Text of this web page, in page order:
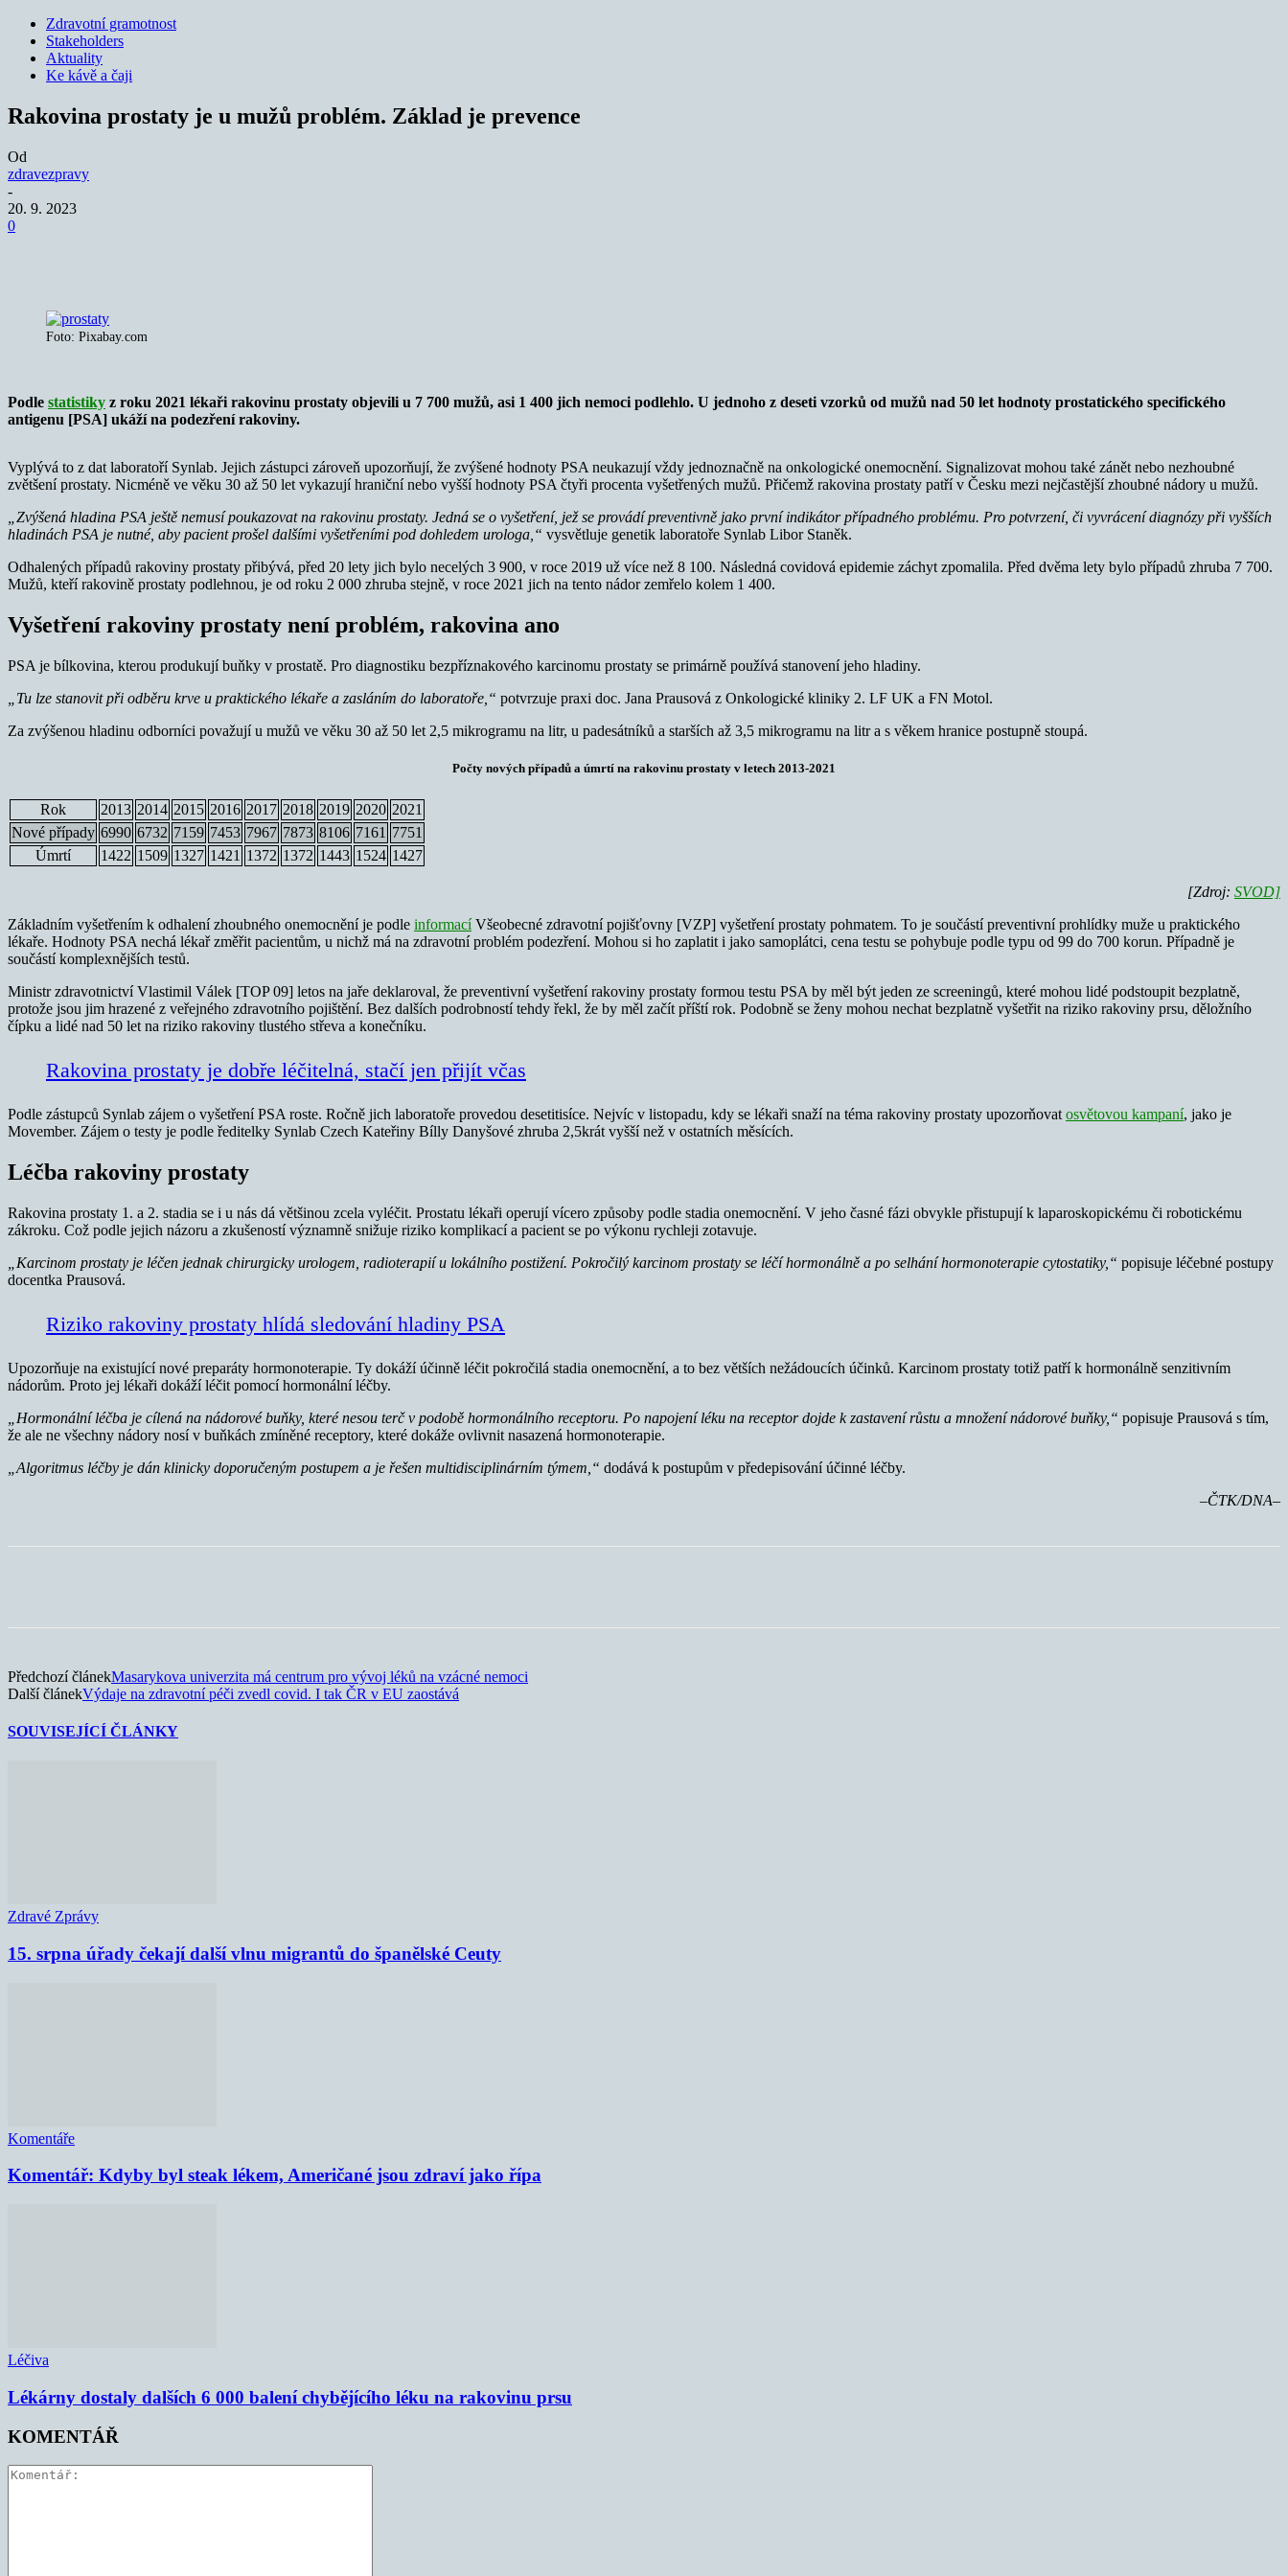
Zdravotní gramotnost
Stakeholders
Aktuality
Ke kávě a čaji
Rakovina prostaty je u mužů problém. Základ je prevence
Od
zdravezpravy
-
20. 9. 2023
0
Foto: Pixabay.com
Podle statistiky z roku 2021 lékaři rakovinu prostaty objevili u 7 700 mužů, asi 1 400 jich nemoci podlehlo. U jednoho z deseti vzorků od mužů nad 50 let hodnoty prostatického specifického
antigenu [PSA] ukáží na podezření rakoviny.
Vyplývá to z dat laboratoří Synlab. Jejich zástupci zároveň upozorňují, že zvýšené hodnoty PSA neukazují vždy jednoznačně na onkologické onemocnění. Signalizovat mohou také zánět nebo nezhoubné
zvětšení prostaty. Nicméně ve věku 30 až 50 let vykazují hraniční nebo vyšší hodnoty PSA čtyři procenta vyšetřených mužů. Přičemž rakovina prostaty patří v Česku mezi nejčastější zhoubné nádory u mužů.
„Zvýšená hladina PSA ještě nemusí poukazovat na rakovinu prostaty. Jedná se o vyšetření, jež se provádí preventivně jako první indikátor případného problému. Pro potvrzení, či vyvrácení diagnózy při vyšších
hladinách PSA je nutné, aby pacient prošel dalšími vyšetřeními pod dohledem urologa,“ vysvětluje genetik laboratoře Synlab Libor Staněk.
Odhalených případů rakoviny prostaty přibývá, před 20 lety jich bylo necelých 3 900, v roce 2019 už více než 8 100. Následná covidová epidemie záchyt zpomalila. Před dvěma lety bylo případů zhruba 7 700.
Mužů, kteří rakovině prostaty podlehnou, je od roku 2 000 zhruba stejně, v roce 2021 jich na tento nádor zemřelo kolem 1 400.
Vyšetření rakoviny prostaty není problém, rakovina ano
PSA je bílkovina, kterou produkují buňky v prostatě. Pro diagnostiku bezpříznakového karcinomu prostaty se primárně používá stanovení jeho hladiny.
„Tu lze stanovit při odběru krve u praktického lékaře a zasláním do laboratoře,“ potvrzuje praxi doc. Jana Prausová z Onkologické kliniky 2. LF UK a FN Motol.
Za zvýšenou hladinu odborníci považují u mužů ve věku 30 až 50 let 2,5 mikrogramu na litr, u padesátníků a starších až 3,5 mikrogramu na litr a s věkem hranice postupně stoupá.
Počty nových případů a úmrtí na rakovinu prostaty v letech 2013-2021
Rok 2013 2014 2015 2016 2017 2018 2019 2020 2021
Nové případy 6990 6732 7159 7453 7967 7873 8106 7161 7751
Úmrtí
1422 1509 1327 1421 1372 1372 1443 1524 1427
[Zdroj: SVOD]
Základním vyšetřením k odhalení zhoubného onemocnění je podle informacíVšeobecné zdravotní pojišťovny [VZP] vyšetření prostaty pohmatem. To je součástí preventivní prohlídky muže u praktického
lékaře. Hodnoty PSA nechá lékař změřit pacientům, u nichž má na zdravotní problém podezření. Mohou si ho zaplatit i jako samoplátci, cena testu se pohybuje podle typu od 99 do 700 korun. Případně je
součástí komplexnějších testů.
Ministr zdravotnictví Vlastimil Válek [TOP 09] letos na jaře deklaroval, že preventivní vyšetření rakoviny prostaty formou testu PSA by měl být jeden ze screeningů, které mohou lidé podstoupit bezplatně,
protože jsou jim hrazené z veřejného zdravotního pojištění. Bez dalších podrobností tehdy řekl, že by měl začít příští rok. Podobně se ženy mohou nechat bezplatně vyšetřit na riziko rakoviny prsu, děložního
čípku a lidé nad 50 let na riziko rakoviny tlustého střeva a konečníku.
Rakovina prostaty je dobře léčitelná, stačí jen přijít včas
Podle zástupců Synlab zájem o vyšetření PSA roste. Ročně jich laboratoře provedou desetitisíce. Nejvíc v listopadu, kdy se lékaři snaží na téma rakoviny prostaty upozorňovat osvětovou kampaní, jako je
Movember. Zájem o testy je podle ředitelky Synlab Czech Kateřiny Bílly Danyšové zhruba 2,5krát vyšší než v ostatních měsících.
Léčba rakoviny prostaty
Rakovina prostaty 1. a 2. stadia se i u nás dá většinou zcela vyléčit. Prostatu lékaři operují vícero způsoby podle stadia onemocnění. V jeho časné fázi obvykle přistupují k laparoskopickému či robotickému
zákroku. Což podle jejich názoru a zkušeností významně snižuje riziko komplikací a pacient se po výkonu rychleji zotavuje.
„Karcinom prostaty je léčen jednak chirurgicky urologem, radioterapií u lokálního postižení. Pokročilý karcinom prostaty se léčí hormonálně a po selhání hormonoterapie cytostatiky,“ popisuje léčebné postupy
docentka Prausová.
Riziko rakoviny prostaty hlídá sledování hladiny PSA
Upozorňuje na existující nové preparáty hormonoterapie. Ty dokáží účinně léčit pokročilá stadia onemocnění, a to bez větších nežádoucích účinků. Karcinom prostaty totiž patří k hormonálně senzitivním
nádorům. Proto jej lékaři dokáží léčit pomocí hormonální léčby.
„Hormonální léčba je cílená na nádorové buňky, které nesou terč v podobě hormonálního receptoru. Po napojení léku na receptor dojde k zastavení růstu a množení nádorové buňky,“ popisuje Prausová s tím,
že ale ne všechny nádory nosí v buňkách zmíněné receptory, které dokáže ovlivnit nasazená hormonoterapie.
„Algoritmus léčby je dán klinicky doporučeným postupem a je řešen multidisciplinárním týmem,“ dodává k postupům v předepisování účinné léčby.
–ČTK/DNA–
Předchozí článekMasarykova univerzita má centrum pro vývoj léků na vzácné nemoci
Další článekVýdaje na zdravotní péči zvedl covid. I tak ČR v EU zaostává
SOUVISEJÍCÍ ČLÁNKY
Zdravé Zprávy
15. srpna úřady čekají další vlnu migrantů do španělské Ceuty
Komentáře
Komentář: Kdyby byl steak lékem, Američané jsou zdraví jako řípa
Léčiva
Lékárny dostaly dalších 6 000 balení chybějícího léku na rakovinu prsu
KOMENTÁŘ